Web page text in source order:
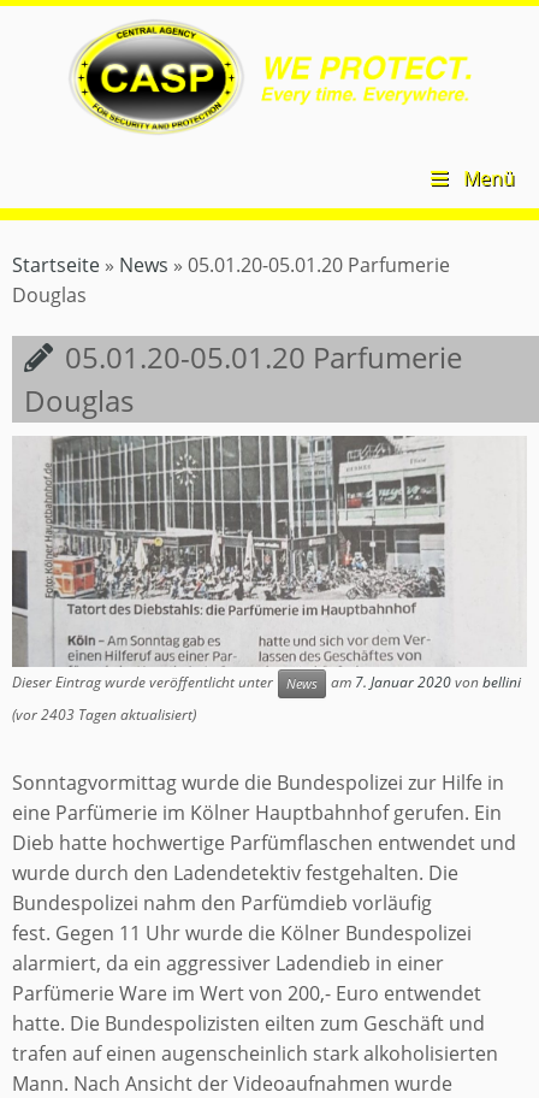
Zum
springen
Security
Protection
Menü
Startseite » News » 05.01.20-05.01.20 Parfumerie
Douglas
05.01.20-05.01.20 Parfumerie
Douglas
Dieser Eintrag wurde veröffentlicht unter News am 7. Januar 2020vonbellini
(vor 2403 Tagen aktualisiert)
Sonntagvormittag wurde die Bundespolizei zur Hilfe in
eine Parfümerie im Kölner Hauptbahnhof gerufen. Ein
Dieb hatte hochwertige Parfümflaschen entwendet und
wurde durch den Ladendetektiv festgehalten. Die
Bundespolizei nahm den Parfümdieb vorläufig
fest. Gegen 11 Uhr wurde die Kölner Bundespolizei
alarmiert, da ein aggressiver Ladendieb in einer
Parfümerie Ware im Wert von 200,- Euro entwendet
hatte. Die Bundespolizisten eilten zum Geschäft und
trafen auf einen augenscheinlich stark alkoholisierten
Mann. Nach Ansicht der Videoaufnahmen wurde